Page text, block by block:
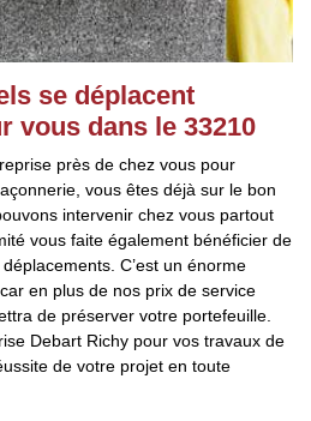
se déplacent
vous dans le 33210
près de chez vous pour
vous êtes déjà sur le bon
intervenir chez vous partout
vous faite également bénéficier de
C’est un énorme
en plus de nos prix de service
de préserver votre portefeuille.
Debart Richy pour vos travaux de
de votre projet en toute